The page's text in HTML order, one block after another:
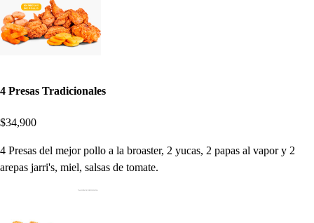
4 Presas Tradicionales
$34,900
4 Presas del mejor pollo a la broaster, 2 yucas, 2 papas al vapor y 2
arepas jarri's, miel, salsas de tomate.